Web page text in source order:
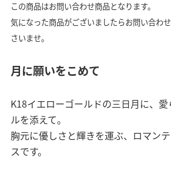
この商品はお問い合わせ商品となります。
気になった商品がございましたらお問い合わ
さいませ。
月に願いをこめて
K18イエローゴールドの三日月に、
ルを添えて。
胸元に優しさと輝きを運ぶ、ロマン
スです。